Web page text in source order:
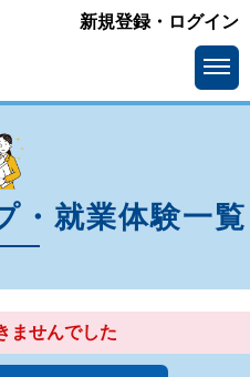
新規登録・ログイン
・就業体験一覧
ませんでした
三豊市
直島町